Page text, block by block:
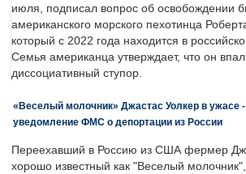
июля, подписал вопрос об освобождении
американского морского пехотинца
который с 2022 года находится в
Семья американца утверждает, что он
диссоциативный ступор.
«Веселый молочник» Джастас Уолкер в ужасе
уведомление ФМС о депортации из России
Переехавший в Россию из США фермер
хорошо известный как "Веселый